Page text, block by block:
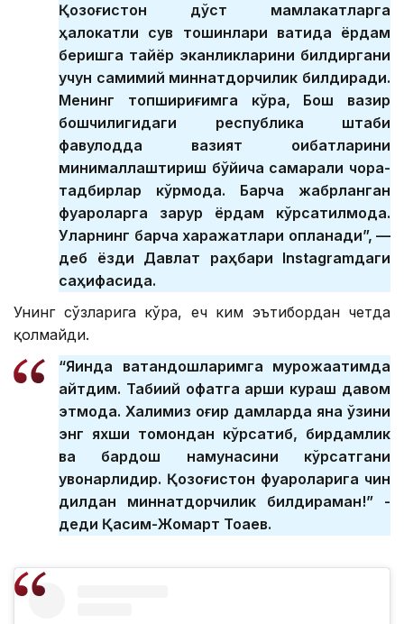
Қозоғистон дўст мамлакатларга
ҳалокатли сув тошқинлари вақтида ёрдам
беришга тайёр эканликларини билдиргани
учун самимий миннатдорчилик билдиради.
Менинг топшириғимга кўра, Бош вазир
бошчилигидаги республика штаби
фавқулодда вазият оқибатларини
минималлаштириш бўйича самарали чора-
тадбирлар кўрмоқда. Барча жабрланган
фуқароларга зарур ёрдам кўрсатилмоқда.
Уларнинг барча харажатлари қопланади”, —
деб ёзди Давлат раҳбари Instagramдаги
саҳифасида.
Унинг сўзларига кўра, ҳеч ким эътибордан четда
қолмайди.
“Яқинда ватандошларимга мурожаатимда
айтдим. Табиий офатга қарши кураш давом
этмоқда. Халқимиз оғир дамларда яна ўзини
энг яхши томондан кўрсатиб, бирдамлик
ва бардош намунасини кўрсатгани
қувонарлидир. Қозоғистон фуқароларига чин
дилдан миннатдорчилик билдираман!” -
деди Қасим-Жомарт Тоқаев.